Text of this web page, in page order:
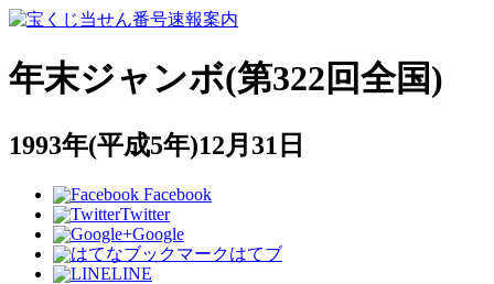
年末ジャンボ(第322回全国)
1993年(平成5年)12月31日
Facebook
Twitter
Google
はてブ
LINE